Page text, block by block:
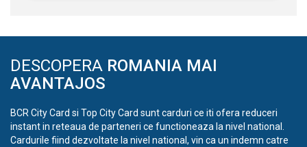
DESCOPERA ROMANIA MAI
AVANTAJOS
BCR City Card si Top City Card sunt carduri ce iti ofera reduceri
instant in reteaua de parteneri ce functioneaza la nivel national.
Cardurile fiind dezvoltate la nivel national, vin ca un indemn catre